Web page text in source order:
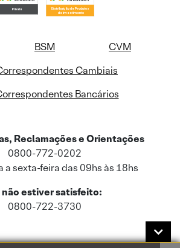
BSM
CVM
Cambiais
Bancários
Reclamações e Orientações
0800-772-0202
a sexta-feira das 09hs às 18hs
não estiver satisfeito:
0800-722-3730